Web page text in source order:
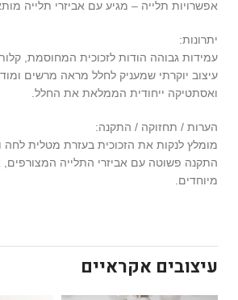
אפשרויות תלייה – מגיע עם אביזרי תלייה
יתרונות:
עמידות גבוהה הודות לזכוכית המחוסמת, קלות
עיצוב יוקרתי שמעניק לחלל מראה מרשים
ואסתטיקה ייחודית הממלאת את החלל.
הערות / תחזוקה / התקנה:
מומלץ לנקות את הזכוכית בעזרת מטלית לחה
התקנה פשוטה עם אביזרי התלייה המצורפים,
מיוחדים.
עיצובים אקראיים